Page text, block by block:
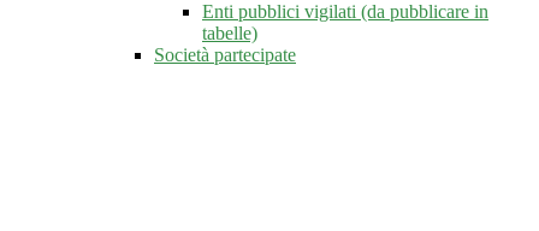
Enti pubblici vigilati (da pubblicare in
tabelle)
Società partecipate